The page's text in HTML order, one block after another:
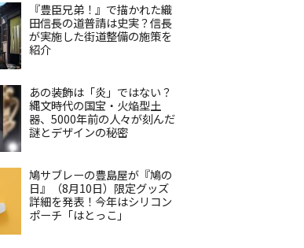
『豊臣兄弟！』で描かれた織
田信長の道普請は史実？信長
が実施した街道整備の施策を
紹介
あの装飾は「炎」ではない？
縄文時代の国宝・火焔型土
器、5000年前の人々が刻んだ
謎とデザインの秘密
鳩サブレーの豊島屋が『鳩の
日』（8月10日）限定グッズ
詳細を発表！今年はシリコン
ポーチ「はとっこ」